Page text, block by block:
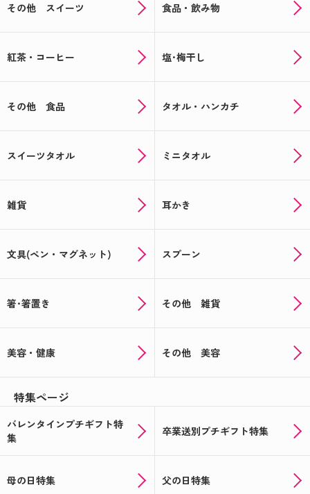
その他 スイーツ 食品・飲み物
紅茶・コーヒー 塩･梅干し
その他 食品 タオル・ハンカチ
スイーツタオル ミニタオル
雑貨 耳かき
文具(ペン・マグネット) スプーン
箸･箸置き その他 雑貨
美容・健康 その他 美容
特集ページ
バレンタインプチギフト特
集
卒業送別プチギフト特集
母の日特集 父の日特集